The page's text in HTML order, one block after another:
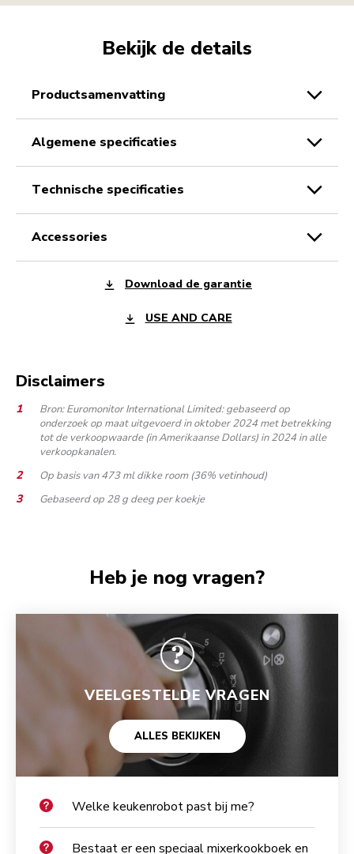
Bekijk de details
productsamenvatting
algemene specificaties
technische specificaties
accessories
Download de garantie
USE AND CARE
Disclaimers
Bron: Euromonitor International Limited: gebaseerd op
onderzoek op maat uitgevoerd in oktober 2024 met betrekking
tot de verkoopwaarde (in Amerikaanse Dollars) in 2024 in alle
verkoopkanalen.
Op basis van 473 ml dikke room (36% vetinhoud)
Gebaseerd op 28 g deeg per koekje
Heb je nog vragen?
VEELGESTELDE VRAGEN
ALLES BEKIJKEN
Welke keukenrobot past bij me?
Bestaat er een speciaal mixerkookboek en